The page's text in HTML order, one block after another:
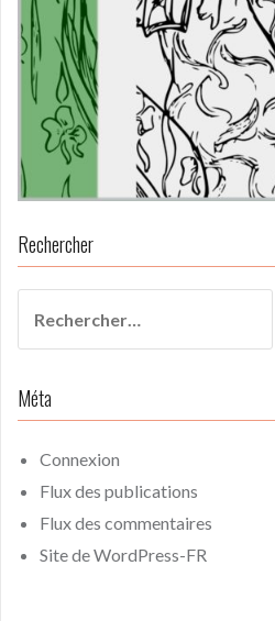
Rechercher
Méta
Connexion
Flux des publications
Flux des commentaires
Site de WordPress-FR